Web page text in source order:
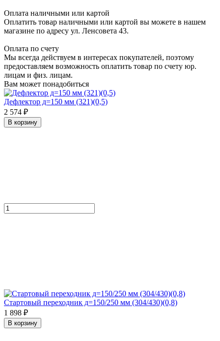
Оплата наличными или картой
Оплатить товар наличными или картой вы можете в нашем
магазине по адресу ул. Ленсовета 43.
Оплата по счету
Мы всегда действуем в интересах покупателей, поэтому
предоставляем возможность оплатить товар по счету юр.
лицам и физ. лицам.
Вам может понадобиться
Дефлектор д=150 мм (321)(0,5)
2 574 ₽
В корзину
Стартовый переходник д=150/250 мм (304/430)(0,8)
1 898 ₽
В корзину